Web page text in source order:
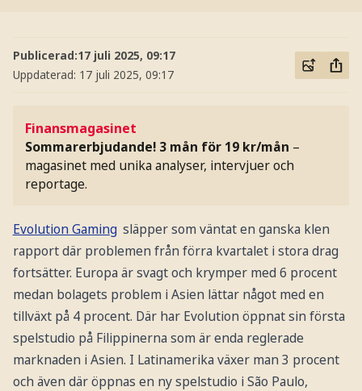
Publicerad:17 juli 2025, 09:17
Uppdaterad: 17 juli 2025, 09:17
Finansmagasinet
Sommarerbjudande! 3 mån för 19 kr/mån –
magasinet med unika analyser, intervjuer och
reportage.
Evolution Gaming släpper som väntat en ganska klen
rapport där problemen från förra kvartalet i stora drag
fortsätter. Europa är svagt och krymper med 6 procent
medan bolagets problem i Asien lättar något med en
tillväxt på 4 procent. Där har Evolution öppnat sin första
spelstudio på Filippinerna som är enda reglerade
marknaden i Asien. I Latinamerika växer man 3 procent
och även där öppnas en ny spelstudio i São Paulo,